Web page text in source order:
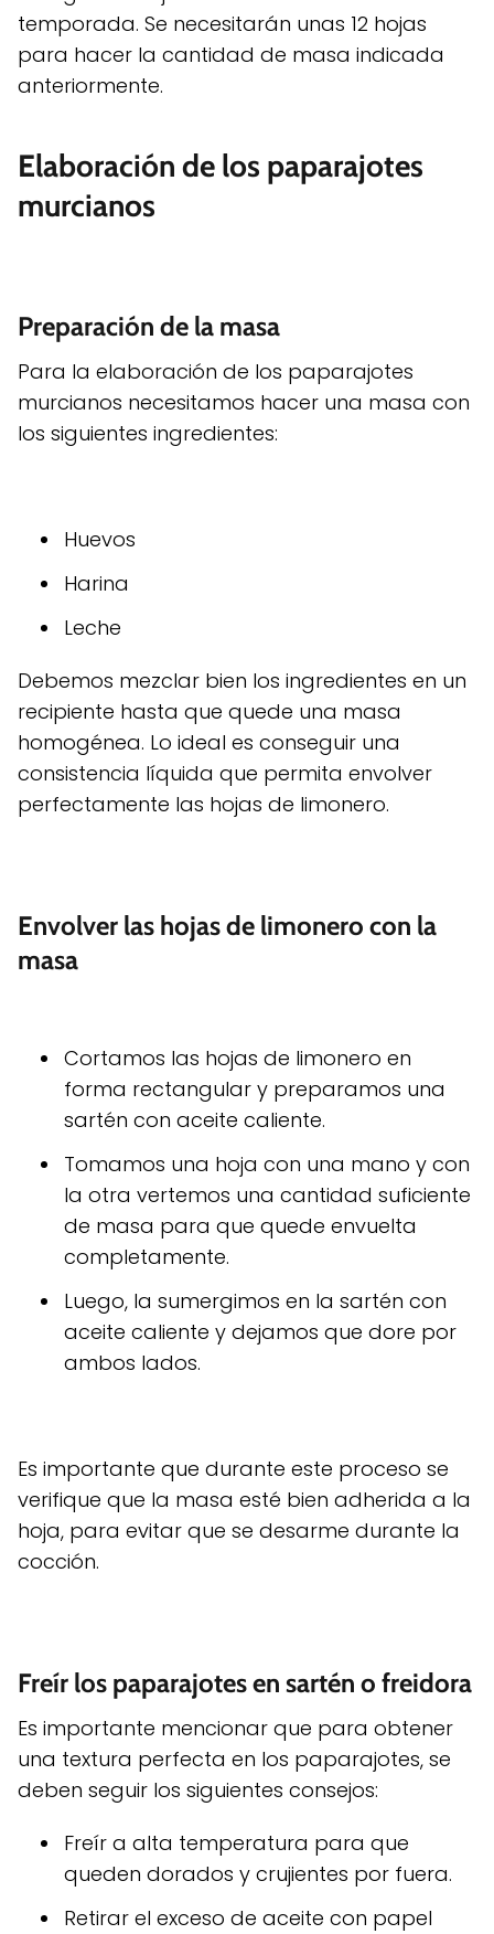
temporada. Se necesitarán unas 12 hojas
para hacer la cantidad de masa indicada
anteriormente.
Elaboración de los paparajotes
murcianos
Preparación de la masa
Para la elaboración de los paparajotes
murcianos necesitamos hacer una masa con
los siguientes ingredientes:
Huevos
Harina
Leche
Debemos mezclar bien los ingredientes en un
recipiente hasta que quede una masa
homogénea. Lo ideal es conseguir una
consistencia líquida que permita envolver
perfectamente las hojas de limonero.
Envolver las hojas de limonero con la
masa
Cortamos las hojas de limonero en
forma rectangular y preparamos una
sartén con aceite caliente.
Tomamos una hoja con una mano y con
la otra vertemos una cantidad suficiente
de masa para que quede envuelta
completamente.
Luego, la sumergimos en la sartén con
aceite caliente y dejamos que dore por
ambos lados.
Es importante que durante este proceso se
verifique que la masa esté bien adherida a la
hoja, para evitar que se desarme durante la
cocción.
Freír los paparajotes en sartén o freidora
Es importante mencionar que para obtener
una textura perfecta en los paparajotes, se
deben seguir los siguientes consejos:
Freír a alta temperatura para que
queden dorados y crujientes por fuera.
Retirar el exceso de aceite con papel